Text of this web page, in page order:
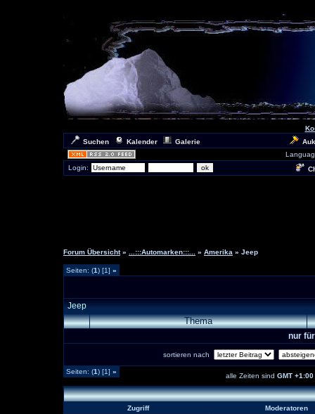
Suchen
Kalender Galerie
Login:
Forum Übersicht » ...:::Automarken:::... » Amerika » Jeep
Seiten: (1) [1] »
Jeep
Thema
nur
sortieren nach
Seiten: (1) [1] »
alle Zeiten sind GMT +1:00
Zugriff
Moderatoren